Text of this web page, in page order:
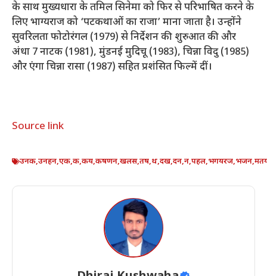
के साथ मुख्यधारा के तमिल सिनेमा को फिर से परिभाषित करने के
लिए भाग्यराज को ‘पटकथाओं का राजा’ माना जाता है। उन्होंने
सुवरिलता फोटोरंगल (1979) से निर्देशन की शुरुआत की और
अंधा 7 नाटक (1981), मुंडनई मुदिचू (1983), चिन्ना विदु (1985)
और एंगा चिन्ना रासा (1987) सहित प्रशंसित फिल्में दीं।
Source link
उनक,उनहन,एक,क,कय,कषणन,खलस,तष,थ,दख,दन,न,पहल,भगयरज,भजन,